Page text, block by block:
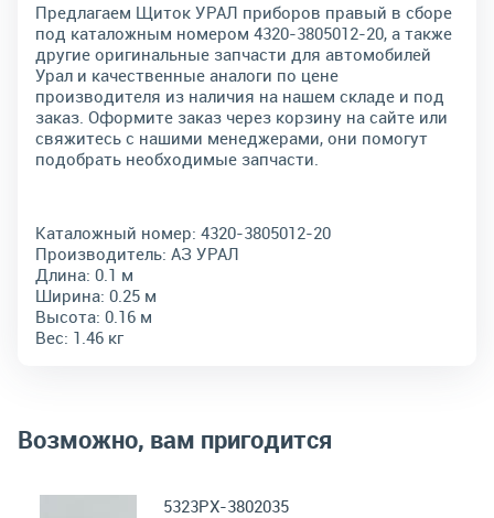
Предлагаем Щиток УРАЛ приборов правый в сборе
под каталожным номером 4320-3805012-20, а также
другие оригинальные запчасти для автомобилей
Урал и качественные аналоги по цене
производителя из наличия на нашем складе и под
заказ. Оформите заказ через корзину на сайте или
свяжитесь с нашими менеджерами, они помогут
подобрать необходимые запчасти.
Каталожный номер: 4320-3805012-20
Производитель: АЗ УРАЛ
Длина: 0.1 м
Ширина: 0.25 м
Высота: 0.16 м
Вес: 1.46 кг
Возможно, вам пригодится
5323РХ-3802035